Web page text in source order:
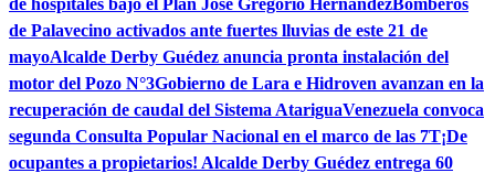
de hospitales bajo el Plan José Gregorio HernándezBomberos
de Palavecino activados ante fuertes lluvias de este 21 de
mayoAlcalde Derby Guédez anuncia pronta instalación del
motor del Pozo N°3Gobierno de Lara e Hidroven avanzan en la
recuperación de caudal del Sistema AtariguaVenezuela convoca
segunda Consulta Popular Nacional en el marco de las 7T¡De
ocupantes a propietarios! Alcalde Derby Guédez entrega 60